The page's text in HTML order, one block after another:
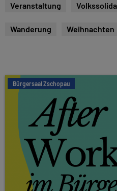
Veranstaltung
Wanderung Weihnachten
Bürgersaal Zschopau